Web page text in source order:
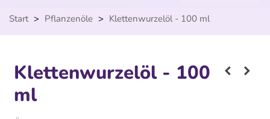
Start > Pflanzenöle > Klettenwurzelöl - 100 ml
Klettenwurzelöl - 100
ml